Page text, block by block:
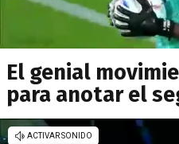
El genial
para anotar el